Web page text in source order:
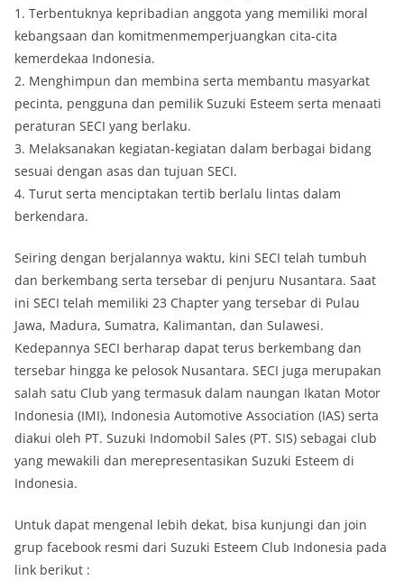
1. Terbentuknya kepribadian anggota yang memiliki moral
kebangsaan dan komitmenmemperjuangkan cita-cita
kemerdekaa Indonesia.
2. Menghimpun dan membina serta membantu masyarkat
pecinta, pengguna dan pemilik Suzuki Esteem serta menaati
peraturan SECI yang berlaku.
3. Melaksanakan kegiatan-kegiatan dalam berbagai bidang
sesuai dengan asas dan tujuan SECI.
4. Turut serta menciptakan tertib berlalu lintas dalam
berkendara.
Seiring dengan berjalannya waktu, kini SECI telah tumbuh
dan berkembang serta tersebar di penjuru Nusantara. Saat
ini SECI telah memiliki 23 Chapter yang tersebar di Pulau
Jawa, Madura, Sumatra, Kalimantan, dan Sulawesi.
Kedepannya SECI berharap dapat terus berkembang dan
tersebar hingga ke pelosok Nusantara. SECI juga merupakan
salah satu Club yang termasuk dalam naungan Ikatan Motor
Indonesia (IMI), Indonesia Automotive Association (IAS) serta
diakui oleh PT. Suzuki Indomobil Sales (PT. SIS) sebagai club
yang mewakili dan merepresentasikan Suzuki Esteem di
Indonesia.
Untuk dapat mengenal lebih dekat, bisa kunjungi dan join
grup facebook resmi dari Suzuki Esteem Club Indonesia pada
link berikut :